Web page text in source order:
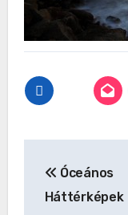
navigáció
Óceános
Háttérképek